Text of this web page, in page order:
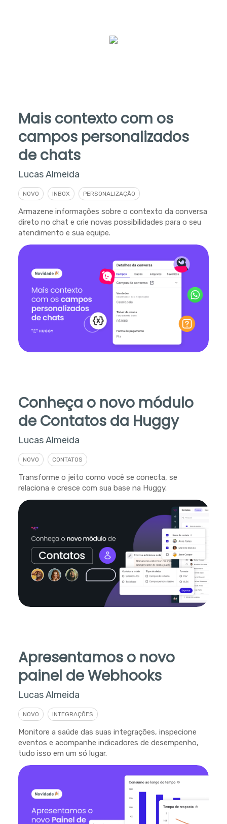
Mais contexto com os
campos personalizados
de chats
Lucas Almeida
NOVO INBOX PERSONALIZAÇÃO
Armazene informações sobre o contexto da conversa
direto no chat e crie novas possibilidades para o seu
atendimento e sua equipe.
Conheça o novo módulo
de Contatos da Huggy
Lucas Almeida
NOVO CONTATOS
Transforme o jeito como você se conecta, se
relaciona e cresce com sua base na Huggy.
Apresentamos o novo
painel de Webhooks
Lucas Almeida
NOVO INTEGRAÇÕES
Monitore a saúde das suas integrações, inspecione
eventos e acompanhe indicadores de desempenho,
tudo isso em um só lugar.